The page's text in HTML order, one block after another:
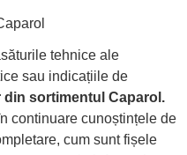
tehnice ale
sau indicațiile de
sortimentul Caparol.
continuare cunoștințele de
cum sunt fișele